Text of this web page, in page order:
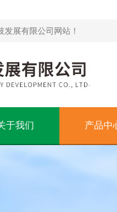
展有限公司网站！
于我们 产品中